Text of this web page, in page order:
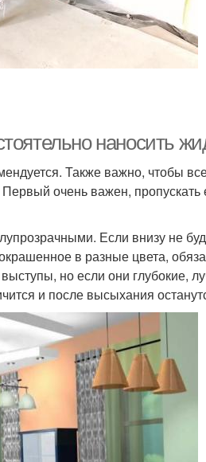
наносить
Также важно, чтобы
очень важен, пропускать
Если внизу не
в разные цвета,
но если они глубокие,
и после высыхания